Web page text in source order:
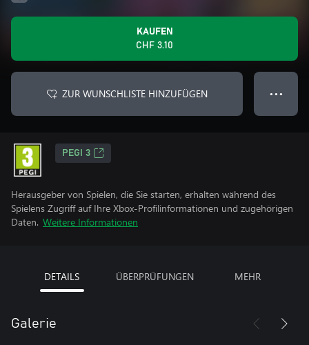
KAUFEN
CHF 3.10
ZUR WUNSCHLISTE HINZUFÜGEN ● ● ●
PEGI 3
Herausgeber von Spielen, die Sie starten, erhalten während des
Spielens Zugriff auf Ihre Xbox-Profilinformationen und zugehörigen
Daten. Weitere Informationen
DETAILS ÜBERPRÜFUNGEN MEHR
Galerie